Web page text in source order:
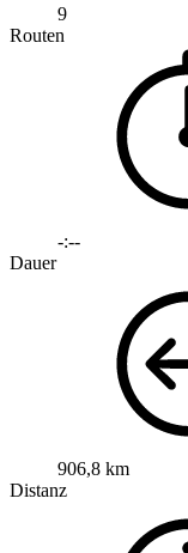
9
Routen
-:--
Dauer
906,8 km
Distanz